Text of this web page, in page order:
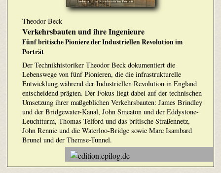
Theodor Beck
Verkehrsbauten und ihre Ingenieure
Fünf britische Pioniere der Industriellen Revolution im
Porträt
Der Technikhistoriker Theodor Beck dokumentiert die
Lebenswege von fünf Pionieren, die die infrastrukturelle
Entwicklung während der Industriellen Revolution in England
entscheidend prägten. Der Fokus liegt dabei auf der technischen
Umsetzung ihrer maßgeblichen Verkehrsbauten: James Brindley
und der Bridgewater-Kanal, John Smeaton und der Eddystone-
Leuchtturm, Thomas Telford und das britische Straßennetz,
John Rennie und die Waterloo-Bridge sowie Marc Isambard
Brunel und der Themse-Tunnel.